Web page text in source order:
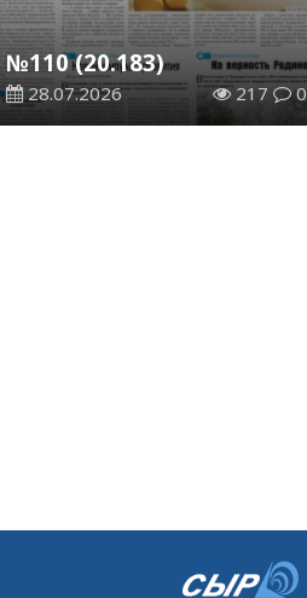
№110 (20.183)
28.07.2026 217 0